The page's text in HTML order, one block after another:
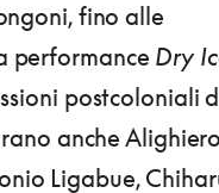
fino alle
performance Dry
postcoloniali
anche
Ligabue,